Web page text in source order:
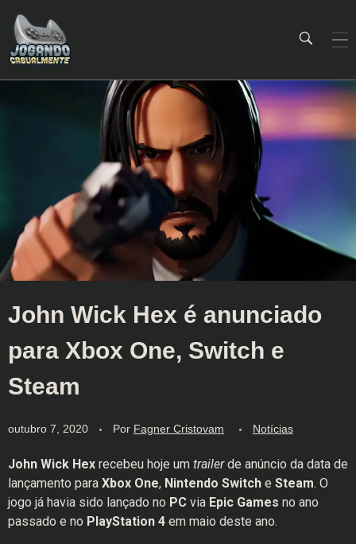
John Wick Hex é anunciado
para Xbox One, Switch e
Steam
outubro 7, 2020 Por Fagner Cristovam Notícias
John Wick Hex recebeu hoje um trailerde anúncio da data de
lançamento para Xbox One, Nintendo Switch e Steam. O
jogo já havia sido lançado no PC via Epic Games no ano
passado e no PlayStation 4 em maio deste ano.